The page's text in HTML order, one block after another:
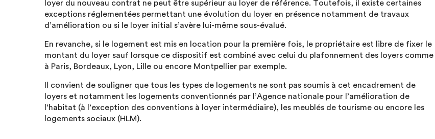
loyer du nouveau contrat ne peut être supérieur au loyer de référence. Toutefois, il existe certaines
exceptions réglementées permettant une évolution du loyer en présence notamment de travaux
d’amélioration ou si le loyer initial s’avère lui-même sous-évalué.
En revanche, si le logement est mis en location pour la première fois, le propriétaire est libre de fixer le
montant du loyer sauf lorsque ce dispositif est combiné avec celui du plafonnement des loyers comme
à Paris, Bordeaux, Lyon, Lille ou encore Montpellier par exemple.
Il convient de souligner que tous les types de logements ne sont pas soumis à cet encadrement de
loyers et notamment les logements conventionnés par l’Agence nationale pour l’amélioration de
l’habitat (à l’exception des conventions à loyer intermédiaire), les meublés de tourisme ou encore les
logements sociaux (HLM).